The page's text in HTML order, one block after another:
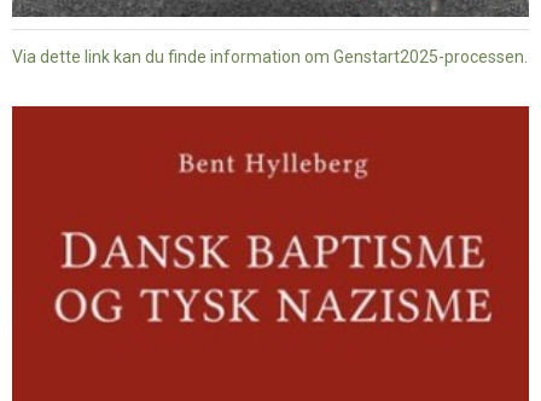
Via dette link kan du finde information om Genstart2025-processen.